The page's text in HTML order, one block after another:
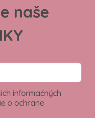
naše
informačných
o ochrane